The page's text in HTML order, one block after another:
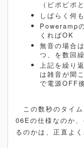
（ピポピポ
しばらく何
Poweramp
くればOK
無音の場合
つ、を数回
上記を繰り
は雑音が聞
で電源OFF
この数秒のタイ
06Eの仕様なのか
るのかは、正直よ